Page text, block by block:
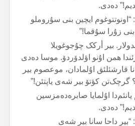
دەدی.
ایچین بنی سۇروملو
بنی زۇرا سۇقما!”
بیر أرکک چۇجوغویلا
همن اۇنو اؤلدۆردۆ. موسا دەدی
قارشئلئق اۇلمادان، موعصوم بیر
گرچک‌تن کؤتۆ بیر شەی یاپتئن!”
یانئم‌دا اۇلمایا صابرەدەمزسین
دەدی.
داحا سانا بیر شەی